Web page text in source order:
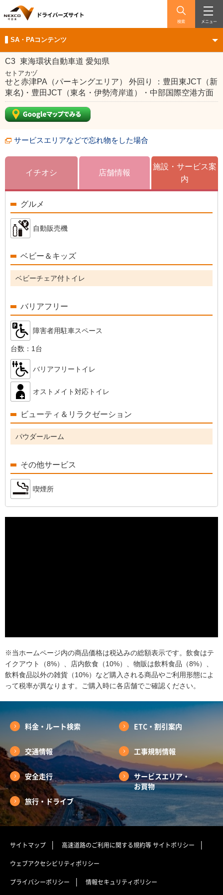
検索 メニュー
SA・PAコンテンツ
C3 東海環状自動車道 愛知県
セトアカヅ
せと赤津PA（パーキングエリア） 外回り ：豊田東JCT（新
東名)・豊田JCT（東名・伊勢湾岸道）・中部国際空港方面
サービスエリアなどで忘れ物をした場合
イチオシ 店舗情報
施設・サービス案
内
グルメ
自動販売機
ベビー＆キッズ
ベビーチェア付トイレ
バリアフリー
障害者用駐車スペース
台数： 1台
バリアフリートイレ
オストメイト対応トイレ
ビューティ＆リラクゼーション
パウダールーム
その他サービス
喫煙所
※当ホームページ内の商品価格は税込みの総額表示です。飲食はテ
イクアウト（8%）、店内飲食（10%）、物販は飲料食品（8%）、
飲料食品以外の雑貨（10%）など購入される商品やご利用形態によ
って税率が異なります。ご購入時に各店舗でご確認ください。
料金・ルート検索 ETC・割引案内
交通情報 工事規制情報
安全走行
サービスエリア・
お買物
旅行・ドライブ
サイトマップ 高速道路のご利用に関する規約等サイトポリシー
ウェブアクセシビリティポリシー
プライバシーポリシー 情報セキュリティポリシー